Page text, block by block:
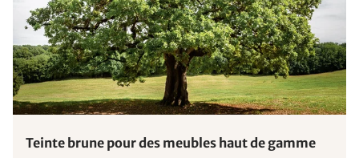
Teinte brune pour des meubles haut de gamme